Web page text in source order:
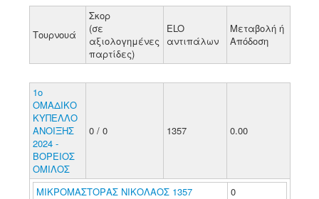
Τουρνουά
Σκορ
(σε
αξιολογημένες
παρτίδες)
ELO
αντιπάλων
Μεταβολή ή
Απόδοση
1o
ΟΜΑΔΙΚΟ
ΚΥΠΕΛΛΟ
ΑΝΟΙΞΗΣ
2024 -
ΒΟΡΕΙΟΣ
ΟΜΙΛΟΣ
0 / 0 1357 0.00
ΜΙΚΡΟΜΑΣΤΟΡΑΣ ΝΙΚΟΛΑΟΣ 1357 0